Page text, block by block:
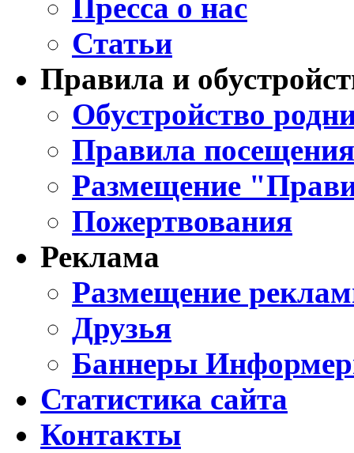
Пресса о нас
Статьи
Правила и
Обустройство
Правила
Размещение
Пожертвования
Реклама
Размещение
Друзья
Баннеры
Статистика сайта
Контакты